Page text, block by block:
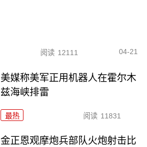
阅读 12111 04-21
美媒称美军正用机器人在霍尔木
兹海峡排雷
最热 阅读 11831
金正恩观摩炮兵部队火炮射击比